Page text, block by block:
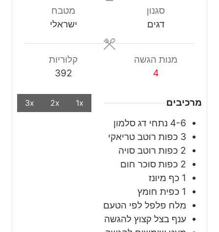
סגנון
דגים
מטבח
ישראלי
מנות הגשה
4
קלוריות
392
מרכיבים 1x
2x
3x
4-6 נתחי דג סלמון
3 כפות רוטב טריאקי
2 כפות רוטב סויה
2 כפות סוכר חום
1 כף מיונז
1 כפית חומץ
מלח פלפל לפי הטעם
ענף בצל קצוץ להגשה